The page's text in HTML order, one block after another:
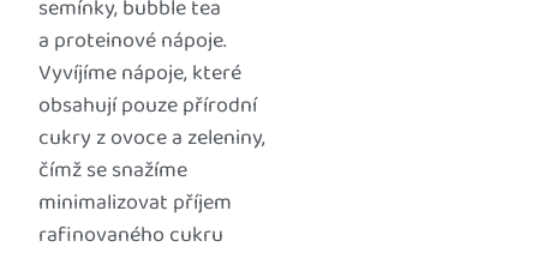
semínky, bubble tea
a proteinové nápoje.
Vyvíjíme nápoje, které
obsahují pouze přírodní
cukry z ovoce a zeleniny,
čímž se snažíme
minimalizovat příjem
rafinovaného cukru